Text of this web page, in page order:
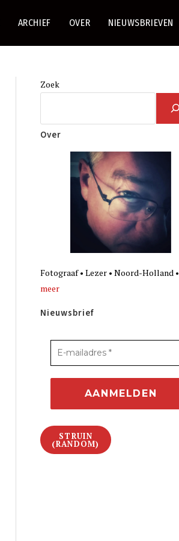
ARCHIEF OVER NIEUWSBRIEVEN
Zoek
Over
Fotograaf • Lezer • Noord-Holland •
meer
Nieuwsbrief
STRUIN
(RANDOM)